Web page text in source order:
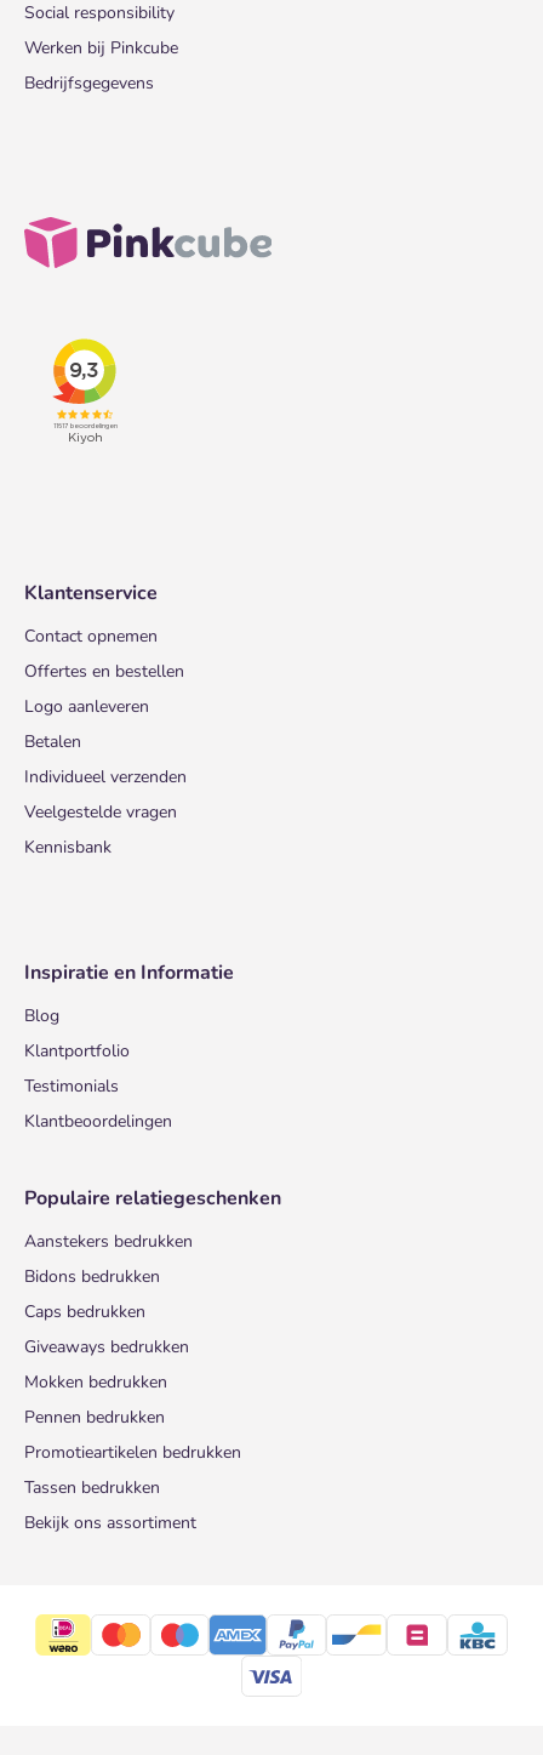
Social responsibility
Werken bij Pinkcube
Bedrijfsgegevens
Klantenservice
Contact opnemen
Offertes en bestellen
Logo aanleveren
Betalen
Individueel verzenden
Veelgestelde vragen
Kennisbank
Inspiratie en Informatie
Blog
Klantportfolio
Testimonials
Klantbeoordelingen
Populaire relatiegeschenken
Aanstekers bedrukken
Bidons bedrukken
Caps bedrukken
Giveaways bedrukken
Mokken bedrukken
Pennen bedrukken
Promotieartikelen bedrukken
Tassen bedrukken
Bekijk ons assortiment